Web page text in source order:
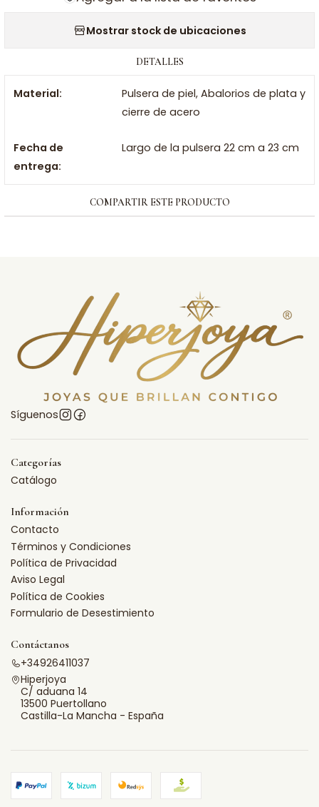
Mostrar stock de ubicaciones
DETALLES
Material:
Pulsera de piel, Abalorios de plata y
cierre de acero
Fecha de
entrega:
Largo de la pulsera 22 cm a 23 cm
COMPARTIR ESTE PRODUCTO
Síguenos
Categorías
Catálogo
Información
Contacto
Términos y Condiciones
Política de Privacidad
Aviso Legal
Política de Cookies
Formulario de Desestimiento
Contáctanos
+34926411037
Hiperjoya
C/ aduana 14
13500 Puertollano
Castilla-La Mancha - España